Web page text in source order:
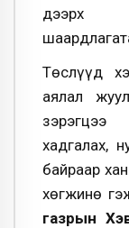
дээрх
Төслүүд
аялал
зэрэгцээ
хадгалах,
байраар
хөгжинө
газрын